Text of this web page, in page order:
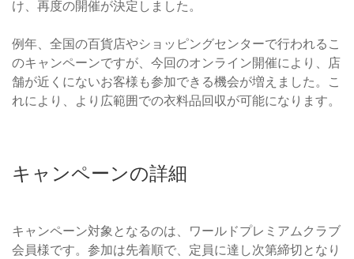
け、再度の開催が決定しました。
例年、全国の百貨店やショッピングセンターで行われるこ
のキャンペーンですが、今回のオンライン開催により、店
舗が近くにないお客様も参加できる機会が増えました。こ
れにより、より広範囲での衣料品回収が可能になります。
キャンペーンの詳細
キャンペーン対象となるのは、ワールドプレミアムクラブ
会員様です。参加は先着順で、定員に達し次第締切となり